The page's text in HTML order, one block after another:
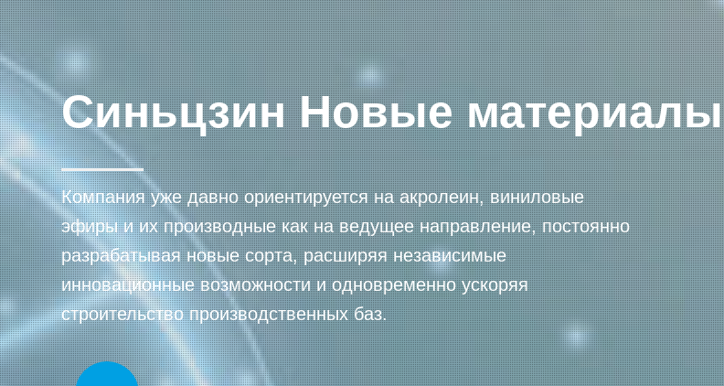
Синьцзин Новые материалы
Компания уже давно ориентируется на акролеин, виниловые
эфиры и их производные как на ведущее направление, постоянно
разрабатывая новые сорта, расширяя независимые
инновационные возможности и одновременно ускоряя
строительство производственных баз.